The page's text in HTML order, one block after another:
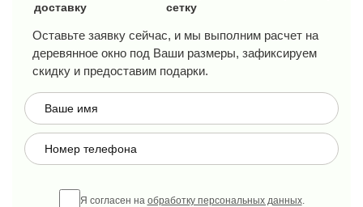
доставку
сетку
Оставьте заявку сейчас, и мы выполним расчет на
деревянное окно под Ваши размеры, зафиксируем
скидку и предоставим подарки.
Я согласен на обработку персональных данных.